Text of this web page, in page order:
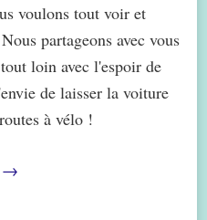
voulons tout voir et
partageons avec vous
loin avec l'espoir de
de laisser la voiture
à vélo !
→